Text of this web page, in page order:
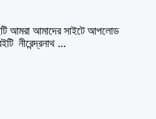
আমরা আমাদের সাইটে আপলোড
নীরেন্দ্রনাথ ...